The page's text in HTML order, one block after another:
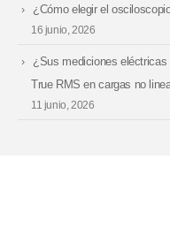
¿Cómo elegir el
16 junio, 2026
¿Sus mediciones eléctricas
True RMS en cargas no
11 junio, 2026